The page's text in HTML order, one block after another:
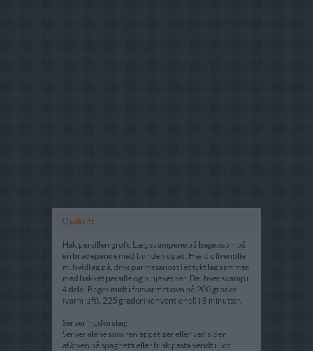
Opskrift
Hak persillen groft. Læg svampene på bagepapir på
en bradepande med bunden opad. Hæld olivenolie
m. hvidløg på, drys parmesanost i et tykt lag sammen
med hakket persille og pinjekerner. Del hver svamp i
4 dele. Bages midt i forvarmet ovn på 200 grader
(varmluft), 225 grader(konventionel) i 8 minutter.
Serveringsforslag:
Server alene som ren appetizer eller ved siden
af/oven på spaghetti eller frisk pasta vendt i lidt